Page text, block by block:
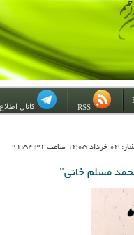
کانال
21:54:31
محمد مسلم خانی"